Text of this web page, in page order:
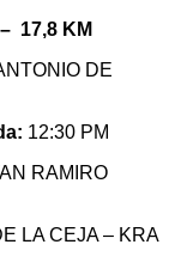
17,8 KM
DE
12:30 PM
RAMIRO
LA CEJA – KRA